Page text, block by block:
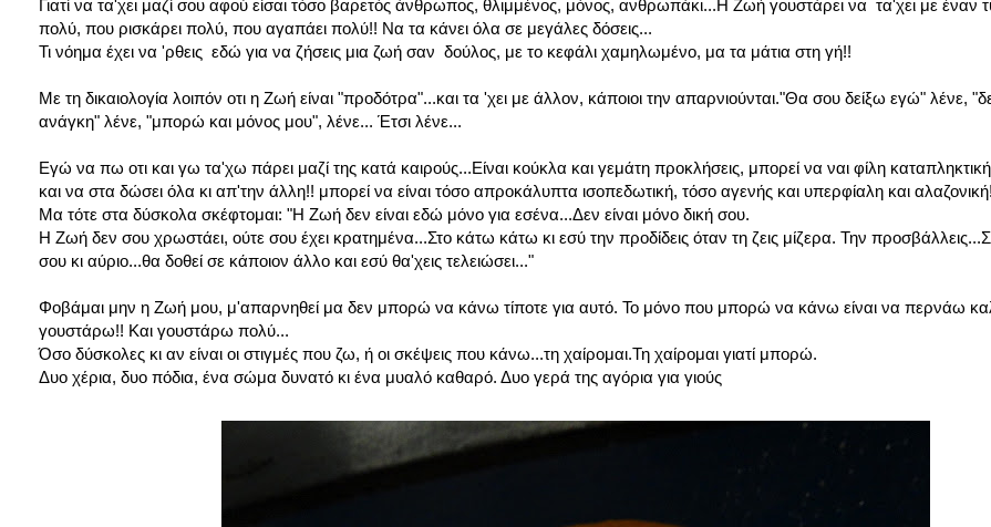
Γιατί να τα'χει μαζί σου αφού είσαι τόσο βαρετός άνθρωπος, θλιμμένος, μόνος, ανθρωπάκι...Η Ζωή γουστάρει να τα'χει με έναν
πολύ, που ρισκάρει πολύ, που αγαπάει πολύ!! Να τα κάνει όλα σε μεγάλες δόσεις...
Τι νόημα έχει να 'ρθεις εδώ για να ζήσεις μια ζωή σαν δούλος, με το κεφάλι χαμηλωμένο, μα τα μάτια στη γή!!
Με τη δικαιολογία λοιπόν οτι η Ζωή είναι "προδότρα"...και τα 'χει με άλλον, κάποιοι την απαρνιούνται."Θα σου δείξω εγώ" λένε,
ανάγκη" λένε, "μπορώ και μόνος μου", λένε... Έτσι λένε...
Εγώ να πω οτι και γω τα'χω πάρει μαζί της κατά καιρούς...Είναι κούκλα και γεμάτη προκλήσεις, μπορεί να ναι φίλη
και να στα δώσει όλα κι απ'την άλλη!! μπορεί να είναι τόσο απροκάλυπτα ισοπεδωτική, τόσο αγενής και υπερφίαλη και
Μα τότε στα δύσκολα σκέφτομαι: "Η Ζωή δεν είναι εδώ μόνο για εσένα...Δεν είναι μόνο δική σου.
Η Ζωή δεν σου χρωστάει, ούτε σου έχει κρατημένα...Στο κάτω κάτω κι εσύ την προδίδεις όταν τη ζεις μίζερα. Την
σου κι αύριο...θα δοθεί σε κάποιον άλλο και εσύ θα'χεις τελειώσει..."
Φοβάμαι μην η Ζωή μου, μ'απαρνηθεί μα δεν μπορώ να κάνω τίποτε για αυτό. Το μόνο που μπορώ να κάνω είναι να περνάω
γουστάρω!! Και γουστάρω πολύ...
Όσο δύσκολες κι αν είναι οι στιγμές που ζω, ή οι σκέψεις που κάνω...τη χαίρομαι.Τη χαίρομαι γιατί μπορώ.
Δυο χέρια, δυο πόδια, ένα σώμα δυνατό κι ένα μυαλό καθαρό. Δυο γερά της αγόρια για γιούς